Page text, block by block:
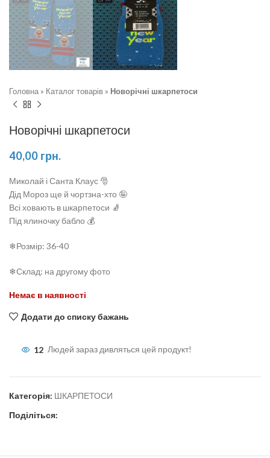
Головна » Каталог товарів » Новорічні шкарпетоси
Новорічні шкарпетоси
40,00 грн.
Миколай і Санта Клаус 🎅
Дід Мороз ще й чортзна-хто 🤪
Всі ховають в шкарпетоси 🧦
Під ялиночку бабло 💰
❄Розмір: 36-40
❄Склад: на другому фото
Немає в наявності
Додати до списку бажань
12 Людей зараз дивляться цей продукт!
Категорія: ШКАРПЕТОСИ
Поділіться: